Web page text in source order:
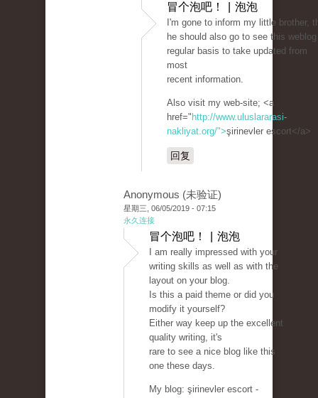
冒个泡吧！ | 泡泡
I'm gone to inform my little brother,
he should also go to see this
regular basis to take updated from
most
recent information.
Also visit my web-site; <a
href=" http://www.uluslararasi-
nakliyat.org/">şirinevler escort</a>
回复
Anonymous (未验证)
星期三, 06/05/2019 - 07:15
永久连接
冒个泡吧！ | 泡泡
I am really impressed with your
writing skills as well as with the
layout on your blog.
Is this a paid theme or did you
modify it yourself?
Either way keep up the excellent
quality writing, it's
rare to see a nice blog like this
one these days.
My blog: şirinevler escort -